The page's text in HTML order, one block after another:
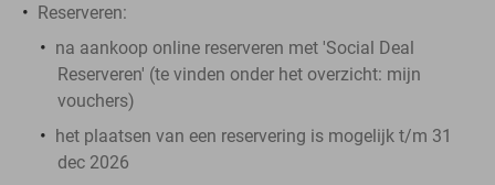
Reserveren:
na aankoop online reserveren met 'Social Deal
Reserveren' (te vinden onder het overzicht: mijn
vouchers)
het plaatsen van een reservering is mogelijk t/m 31
dec 2026